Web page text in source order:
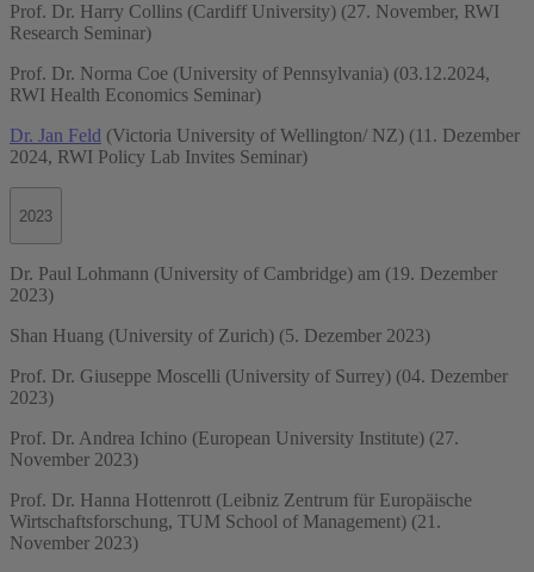
Prof. Dr. Harry Collins (Cardiff University) (27. November, RWI
Research Seminar)
Prof. Dr. Norma Coe (University of Pennsylvania) (03.12.2024,
RWI Health Economics Seminar)
Dr. Jan Feld (Victoria University of Wellington/ NZ) (11. Dezember
2024, RWI Policy Lab Invites Seminar)
2023
Dr. Paul Lohmann (University of Cambridge) am (19. Dezember
2023)
Shan Huang (University of Zurich) (5. Dezember 2023)
Prof. Dr. Giuseppe Moscelli (University of Surrey) (04. Dezember
2023)
Prof. Dr. Andrea Ichino (European University Institute) (27.
November 2023)
Prof. Dr. Hanna Hottenrott (Leibniz Zentrum für Europäische
Wirtschaftsforschung, TUM School of Management) (21.
November 2023)